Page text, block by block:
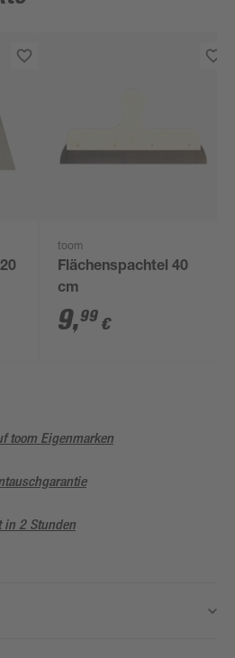
toom
Flächenspachtel 40
cm
9,99 €
toom Eigenmarken
2 Stunden